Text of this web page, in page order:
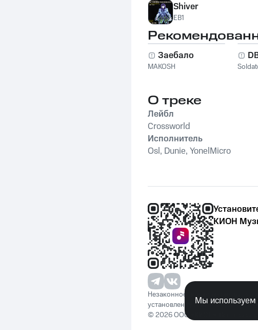
Shiver
EB1
Заебало
MAKOSH
О треке
Лейбл
Crossworld
Исполнитель
Osl, Dunie, YonelMicro
КИОН
Незаконное потребление
установленную
© 2026 ООО «КИОН». Все права
Мы используем